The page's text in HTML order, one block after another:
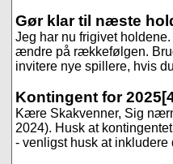
Gør klar til næste
Jeg har nu frigivet
ændre på rækkefølgen.
invitere nye spillere, hvis
Kontingent for 2025
Kære Skakvenner, Sig
2024). Husk at
- venligst husk at inkludere